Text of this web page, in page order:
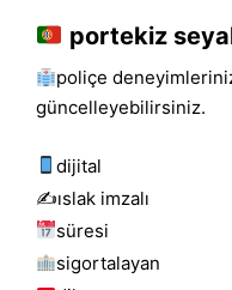
portekiz
poliçe
güncelleyebilirsiniz.
dijital
✍️islak i̇mzalı
süresi
sigortalayan